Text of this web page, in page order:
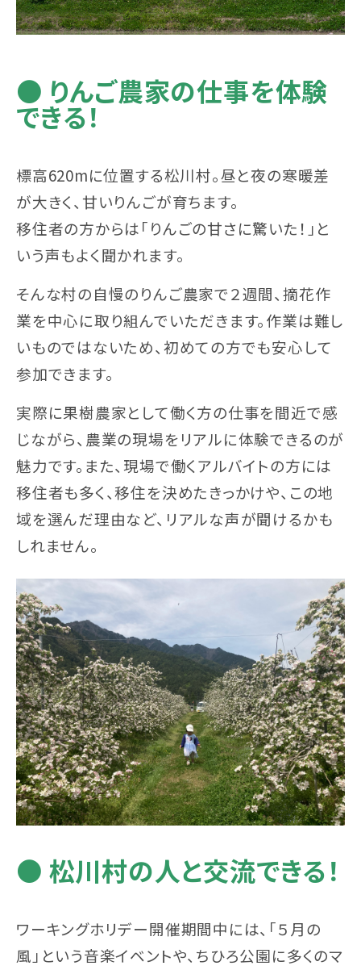
● りんご農家の仕事を体験
できる！
標高620mに位置する松川村。昼と夜の寒暖差
が大きく、甘いりんごが育ちます。
移住者の方からは「りんごの甘さに驚いた！」と
いう声もよく聞かれます。
そんな村の自慢のりんご農家で２週間、摘花作
業を中心に取り組んでいただきます。作業は難し
いものではないため、初めての方でも安心して
参加できます。
実際に果樹農家として働く方の仕事を間近で感
じながら、農業の現場をリアルに体験できるのが
魅力です。また、現場で働くアルバイトの方には
移住者も多く、移住を決めたきっかけや、この地
域を選んだ理由など、リアルな声が聞けるかも
しれません。
● 松川村の人と交流できる！
ワーキングホリデー開催期間中には、「５月の
風」という音楽イベントや、ちひろ公園に多くのマ